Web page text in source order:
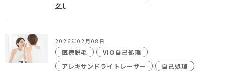
ク)
2026年02月08日
医療脱毛
VIO自己処理
アレキサンドライトレーザー
自己処理